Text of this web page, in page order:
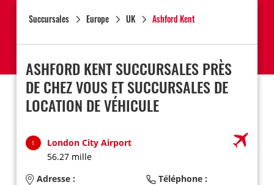
Succursales Europe UK Ashford Kent
ASHFORD KENT SUCCURSALES PRÈS
DE CHEZ VOUS ET SUCCURSALES DE
LOCATION DE VÉHICULE
1
London City Airport
56.27 mille
Adresse :
Téléphone :